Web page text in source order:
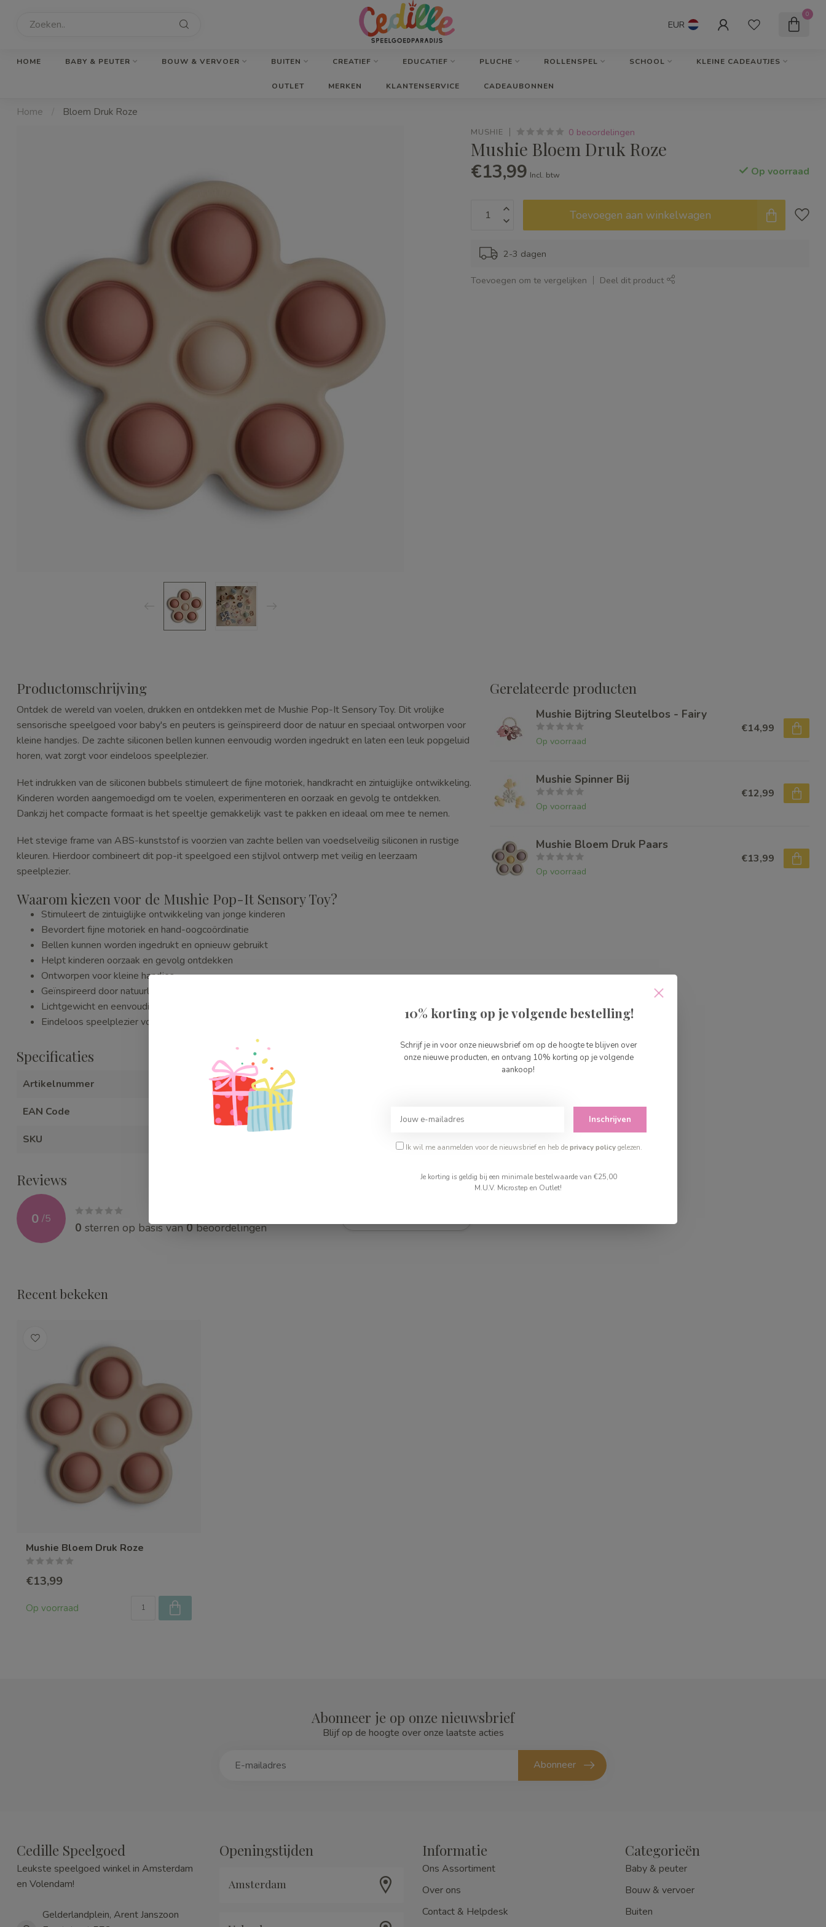
EUR
0
HOME BABY & PEUTER BOUW & VERVOER BUITEN CREATIEF EDUCATIEF PLUCHE ROLLENSPEL SCHOOL KLEINE CADEAUTJES
OUTLET MERKEN KLANTENSERVICE CADEAUBONNEN
Home / Bloem Druk Roze
MUSHIE 0 beoordelingen
Mushie Bloem Druk Roze
€13,99 Incl. btw Op voorraad
Toevoegen aan winkelwagen
2-3 dagen
Toevoegen om te vergelijken Deel dit product
Productomschrijving
Ontdek de wereld van voelen, drukken en ontdekken met de Mushie Pop-It Sensory Toy. Dit vrolijke
sensorische speelgoed voor baby's en peuters is geïnspireerd door de natuur en speciaal ontworpen voor
kleine handjes. De zachte siliconen bellen kunnen eenvoudig worden ingedrukt en laten een leuk popgeluid
horen, wat zorgt voor eindeloos speelplezier.
Het indrukken van de siliconen bubbels stimuleert de fijne motoriek, handkracht en zintuiglijke ontwikkeling.
Kinderen worden aangemoedigd om te voelen, experimenteren en oorzaak en gevolg te ontdekken.
Dankzij het compacte formaat is het speeltje gemakkelijk vast te pakken en ideaal om mee te nemen.
Het stevige frame van ABS-kunststof is voorzien van zachte bellen van voedselveilig siliconen in rustige
kleuren. Hierdoor combineert dit pop-it speelgoed een stijlvol ontwerp met veilig en leerzaam
speelplezier.
Waarom kiezen voor de Mushie Pop-It Sensory Toy?
Stimuleert de zintuiglijke ontwikkeling van jonge kinderen
Bevordert fijne motoriek en hand-oogcoördinatie
Bellen kunnen worden ingedrukt en opnieuw gebruikt
Helpt kinderen oorzaak en gevolg ontdekken
Ontworpen voor kleine handjes
Geïnspireerd door natuurlijke vormen en zachte kleuren
Lichtgewicht en eenvoudig mee te nemen
Eindeloos speelplezier voor baby's en peuters
Specificaties
Artikelnummer WEBMUSMOT-1003
EAN Code 0810052465579
SKU
Reviews
0 /5
0 sterren op basis van0beoordelingen
Gerelateerde producten
Mushie Bijtring Sleutelbos - Fairy
Op voorraad
€14,99
Mushie Spinner Bij
Op voorraad
€12,99
Mushie Bloem Druk Paars
Op voorraad
€13,99
Recent bekeken
Mushie Bloem Druk Roze
€13,99
Op voorraad
Abonneer je op onze nieuwsbrief
Blijf op de hoogte over onze laatste acties
Abonneer
Cedille Speelgoed
Leukste speelgoed winkel in Amsterdam
en Volendam!
Gelderlandplein, Arent Janszoon
Openingstijden
Amsterdam
Informatie
Ons Assortiment
Over ons
Contact & Helpdesk
Categorieën
Baby & peuter
Bouw & vervoer
Buiten
10% korting op je volgende bestelling!
Schrijf je in voor onze nieuwsbrief om op de hoogte te blijven over
onze nieuwe producten, en ontvang 10% korting op je volgende
aankoop!
Inschrijven
Ik wil me aanmelden voor de nieuwsbrief en heb deprivacy policygelezen.
Je korting is geldig bij een minimale bestelwaarde van €25,00
M.U.V. Microstep en Outlet!